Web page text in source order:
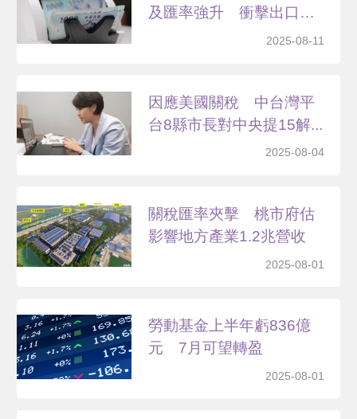
及匯率強升 衝擊出口
2025-08-11
因應美國關稅 中台灣平
台8縣市長對中央提15解...
2025-08-04
關稅匯率夾擊 桃市府估
影響地方產業1.2兆營收
2025-08-01
勞動基金上半年虧836億
元 7月可望轉盈
2025-08-01